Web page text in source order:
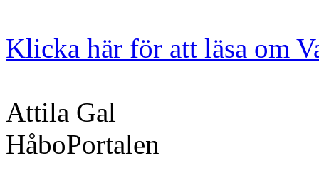
Klicka här för att läsa om
Attila Gal
HåboPortalen